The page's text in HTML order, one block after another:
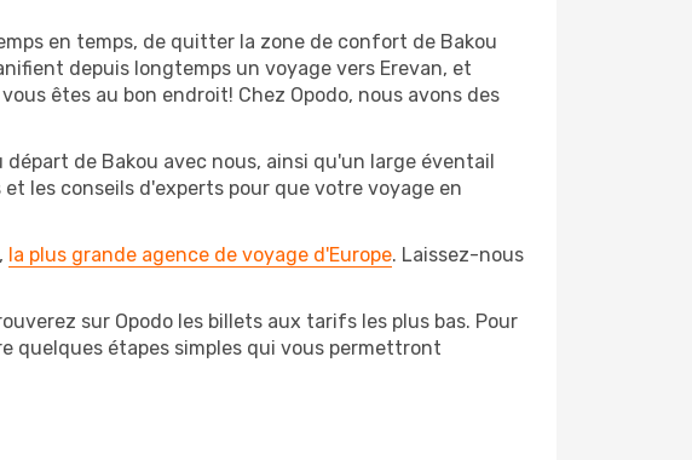
en temps, de quitter la zone de confort de Bakou
depuis longtemps un voyage vers Erevan, et
êtes au bon endroit! Chez Opodo, nous avons des
de Bakou avec nous, ainsi qu'un large éventail
les conseils d'experts pour que votre voyage en
la plus grande agence de voyage d'Europe. Laissez-nous
sur Opodo les billets aux tarifs les plus bas. Pour
quelques étapes simples qui vous permettront